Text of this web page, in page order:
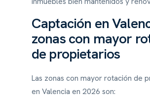
Captación en
zonas con mayor
de propietarios
Las zonas con mayor rotación de
en Valencia en 2026 son: